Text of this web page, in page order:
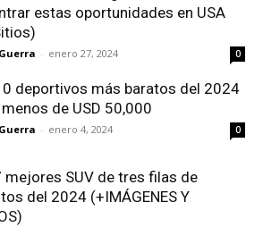
estas oportunidades en USA
- enero 27, 2024 0
deportivos más baratos del 2024
de USD 50,000
- enero 4, 2024 0
mejores SUV de tres filas de
del 2024 (+IMÁGENES Y